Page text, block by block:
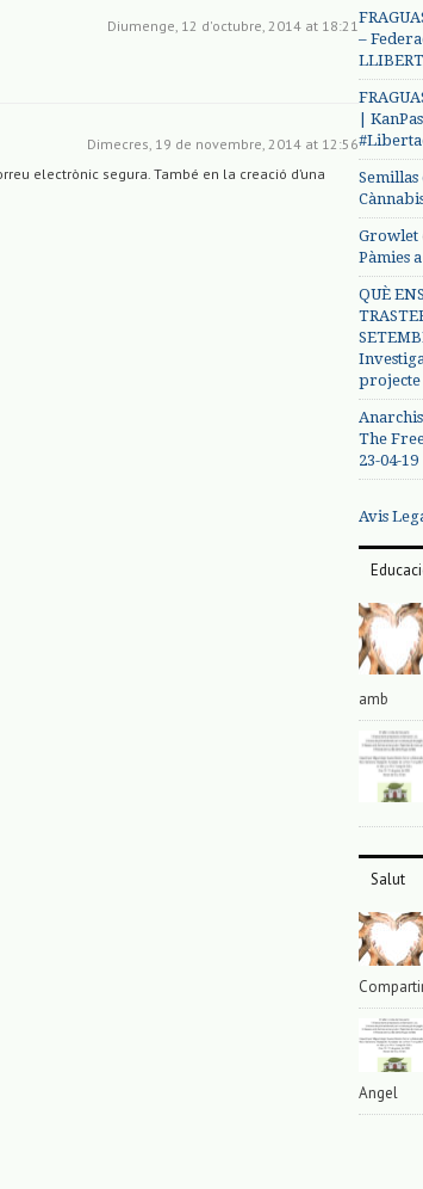
Diumenge, 12 d'octubre, 2014 at 18:21
Dimecres, 19 de novembre, 2014 at 12:56
electrònic segura. També en la creació d’una
–
|
Semillas
Growlet
Pàmies
QUÈ
projecte
The
23-04-19
Avis
amb
Salut
Angel